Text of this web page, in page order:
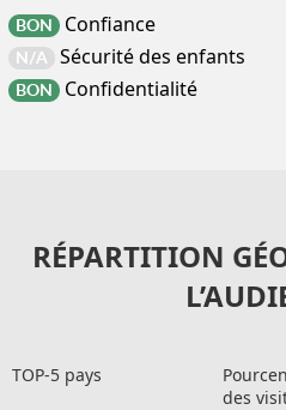
BON Confiance
N/A Sécurité des enfants
BON Confidentialité
RÉPARTITION
TOP-5 pays
des